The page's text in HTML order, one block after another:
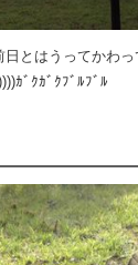
とはうってかわっ
ｶﾞｸｶﾞｸﾌﾞﾙﾌﾞﾙ